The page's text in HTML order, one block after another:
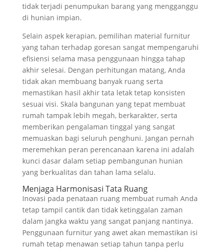
tidak terjadi penumpukan barang yang mengganggu
di hunian impian.
Selain aspek kerapian, pemilihan material furnitur
yang tahan terhadap goresan sangat mempengaruhi
efisiensi selama masa penggunaan hingga tahap
akhir selesai. Dengan perhitungan matang, Anda
tidak akan membuang banyak ruang serta
memastikan hasil akhir tata letak tetap konsisten
sesuai visi. Skala bangunan yang tepat membuat
rumah tampak lebih megah, berkarakter, serta
memberikan pengalaman tinggal yang sangat
memuaskan bagi seluruh penghuni. Jangan pernah
meremehkan peran perencanaan karena ini adalah
kunci dasar dalam setiap pembangunan hunian
yang berkualitas dan tahan lama selalu.
Menjaga Harmonisasi Tata Ruang
Inovasi pada penataan ruang membuat rumah Anda
tetap tampil cantik dan tidak ketinggalan zaman
dalam jangka waktu yang sangat panjang nantinya.
Penggunaan furnitur yang awet akan memastikan isi
rumah tetap menawan setiap tahun tanpa perlu